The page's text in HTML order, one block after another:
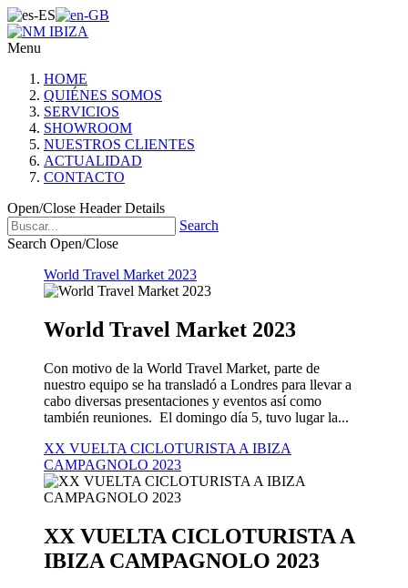
Menu
HOME
QUIÉNES SOMOS
SERVICIOS
SHOWROOM
NUESTROS CLIENTES
ACTUALIDAD
CONTACTO
Open/Close Header Details
Search
Search Open/Close
World Travel Market 2023
World Travel Market 2023
Con motivo de la World Travel Market, parte de
nuestro equipo se ha transladó a Londres para llevar a
cabo diversas presentaciones y eventos así como
también reuniones. El domingo día 5, tuvo lugar la...
XX VUELTA CICLOTURISTA A IBIZA
CAMPAGNOLO 2023
XX VUELTA CICLOTURISTA A
IBIZA CAMPAGNOLO 2023